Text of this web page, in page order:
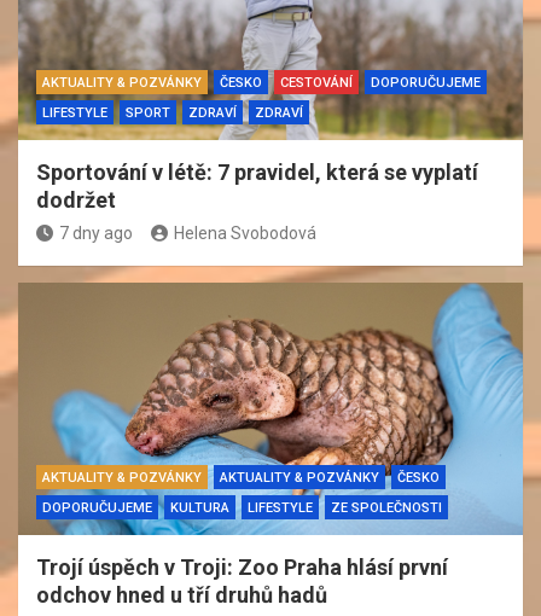
AKTUALITY & POZVÁNKY ČESKO CESTOVÁNÍ
DOPORUČUJEME
LIFESTYLE
SPORT ZDRAVÍ ZDRAVÍ
Sportování v létě: 7 pravidel, která se vyplatí
dodržet
7 dny ago Helena Svobodová
AKTUALITY & POZVÁNKY AKTUALITY & POZVÁNKY
ČESKO
DOPORUČUJEME
KULTURA LIFESTYLE ZE SPOLEČNOSTI
Trojí úspěch v Troji: Zoo Praha hlásí první
odchov hned u tří druhů hadů